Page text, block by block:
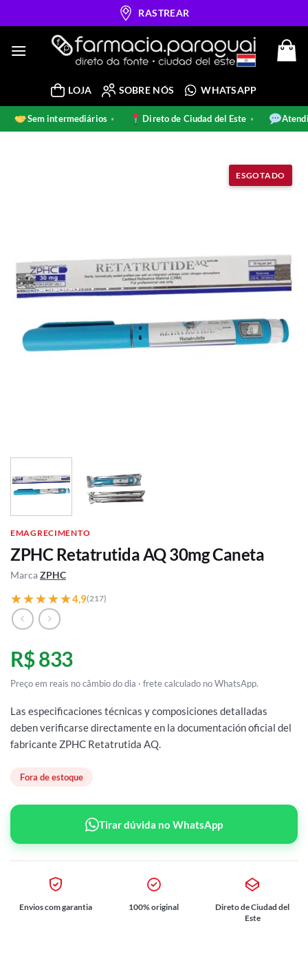
to
RASTREAR
LOJA SOBRE NÓS WHATSAPP
Sem intermediários Direto de Ciudad del Este
EMAGRECIMENTO
ZPHC Retatrutida AQ 30mg Caneta
MarcaZPHC
★★★★★
★★★★★4,9(217)
R$ 833
Preço em reais no câmbio do dia · frete calculado no WhatsApp.
Las especificaciones técnicas y composiciones detalladas
deben verificarse directamente en la documentación oficial del
fabricante ZPHC Retatrutida AQ.
Fora de estoque
Tirar dúvida no WhatsApp
Envios com garantia 100% original
Direto de Ciudad del
Este